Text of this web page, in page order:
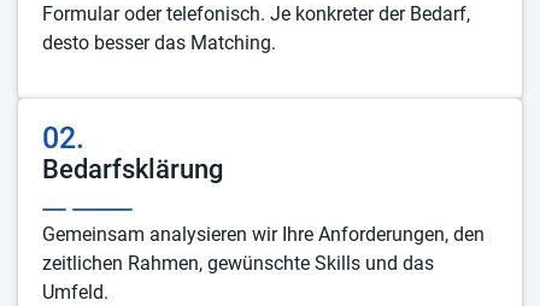
Formular oder telefonisch. Je konkreter der Bedarf,
desto besser das Matching.
02.
Bedarfsklärung
Gemeinsam analysieren wir Ihre Anforderungen, den
zeitlichen Rahmen, gewünschte Skills und das
Umfeld.